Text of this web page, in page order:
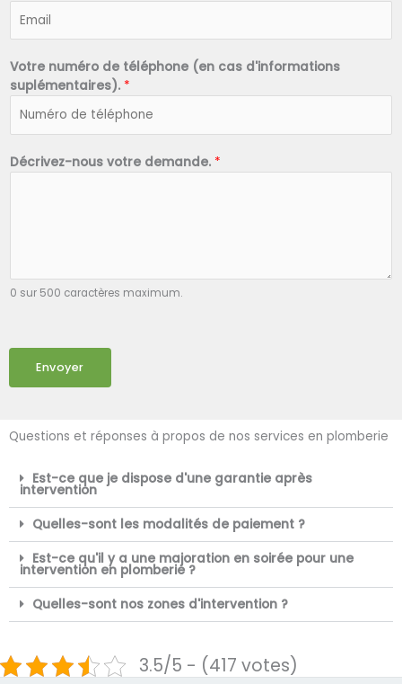
Votre numéro de téléphone (en cas d'informations
suplémentaires). *
Décrivez-nous votre demande. *
0 sur 500 caractères maximum.
Envoyer
Questions et réponses à propos de nos services en plomberie
Est-ce que je dispose d'une garantie après
intervention
Quelles-sont les modalités de paiement ?
Est-ce qu'il y a une majoration en soirée pour une
intervention en plomberie ?
Quelles-sont nos zones d'intervention ?
3.5/5 - (417 votes)